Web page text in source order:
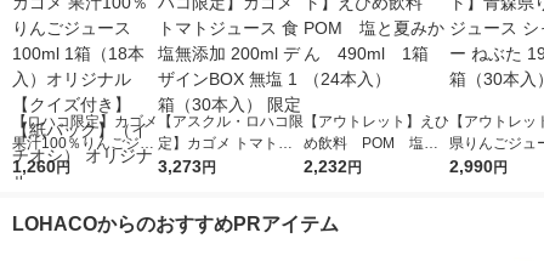
【ロハコ限定】カゴメ
果汁100％りんごジュ
ース100ml 1箱（18本
（イチオシ） オリジ
1,260円
【アスクル・ロハコ限
定】カゴメ トマトジ
ュース 食塩無添加 20
定
3,273円
【アウトレット】えひ
め飲料 POM 塩と
夏みかん 490ml 1
2,232円
【アウトレッ
県りんごジュ
ャイニー ね
2,990円
LOHACOからのおすすめPRアイテム